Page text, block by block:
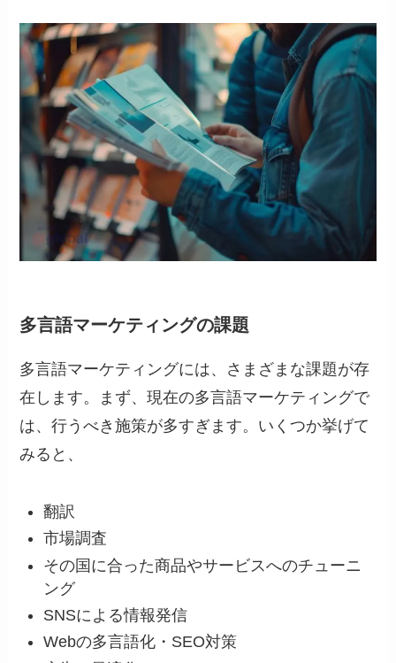
多言語マーケティングの課題
多言語マーケティングには、さまざまな課題が存
在します。まず、現在の多言語マーケティングで
は、行うべき施策が多すぎます。いくつか挙げて
みると、
翻訳
市場調査
その国に合った商品やサービスへのチューニ
ング
SNSによる情報発信
Webの多言語化・SEO対策